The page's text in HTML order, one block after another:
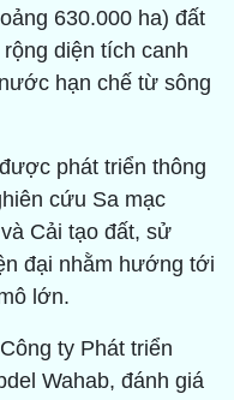
630.000 ha) đất
diện tích canh
hạn chế từ sông
phát triển thông
cứu Sa mạc
Cải tạo đất, sử
đại nhằm hướng tới
lớn.
ty Phát triển
Wahab, đánh giá